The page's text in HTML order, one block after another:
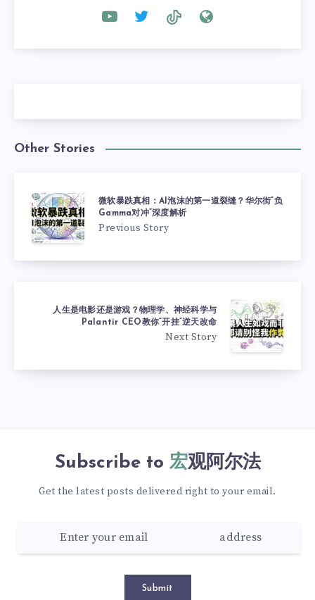
Other Stories
微软暴跌真相：AI泡沫的第一道裂缝？华尔街“负
Gamma对冲”深度解析
Previous Story
人生是电影还是游戏？物理学、神经科学与
Palantir CEO教你“开挂”逆天改命
Next Story
Subscribe to 宏观阿尔法
Get the latest posts delivered right to your email.
Submit